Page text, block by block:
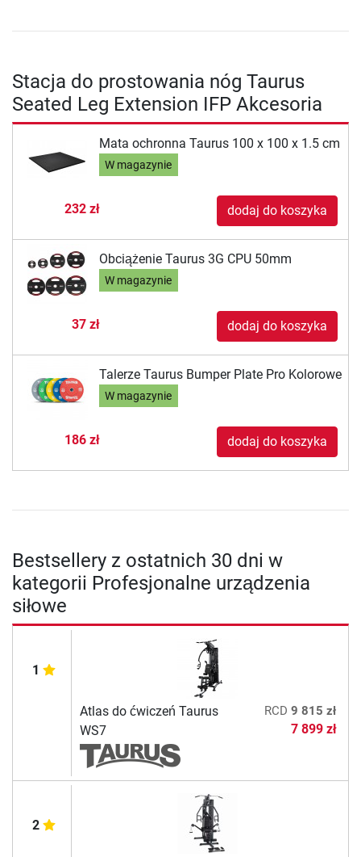
Stacja do prostowania nóg Taurus
Seated Leg Extension IFP Akcesoria
Mata ochronna Taurus 100 x 100 x 1.5 cm
W magazynie
232 zł dodaj do koszyka
Obciążenie Taurus 3G CPU 50mm
W magazynie
37 zł dodaj do koszyka
Talerze Taurus Bumper Plate Pro Kolorowe
W magazynie
186 zł dodaj do koszyka
Bestsellery z ostatnich 30 dni w
kategorii Profesjonalne urządzenia
siłowe
1
Atlas do ćwiczeń Taurus
WS7
RCD 9 815 zł
7 899 zł
2